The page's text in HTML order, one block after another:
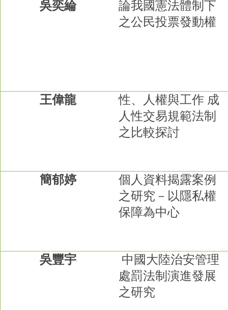
吳奕綸
論我國憲法體制下
之公民投票發動權
王偉龍 性、人權與工作 成
人性交易規範法制
之比較探討
簡郁婷
個人資料揭露案例
之研究－以隱私權
保障為中心
吳豐宇
中國大陸治安管理
處罰法制演進發展
之研究